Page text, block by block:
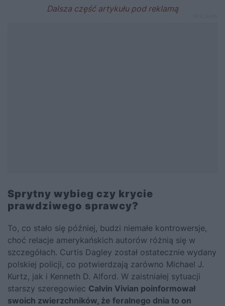
Sprytny wybieg czy krycie
prawdziwego sprawcy?
To, co stało się później, budzi niemałe kontrowersje,
choć relacje amerykańskich autorów różnią się w
szczegółach. Curtis Dagley został ostatecznie wydany
polskiej policji, co potwierdzają zarówno Michael J.
Kurtz, jak i Kenneth D. Alford. W zaistniałej sytuacji
starszy szeregowiec Calvin Vivian poinformował
swoich zwierzchników, że feralnego dnia to on